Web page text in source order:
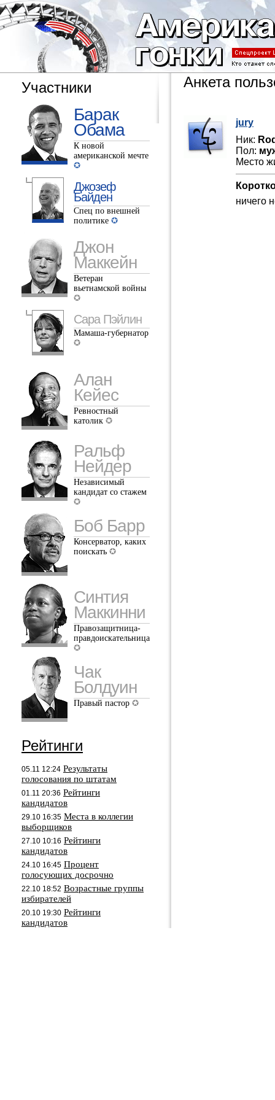
Участники
Барак
Обама
К новой
американской мечте
Джозеф
Байден
Спец по внешней
политике
Джон
Маккейн
Ветеран
вьетнамской войны
Сара Пэйлин
Мамаша-губернатор
Алан
Кейес
Ревностный
католик
Ральф
Нейдер
Независимый
кандидат со стажем
Боб Барр
Консерватор, каких
поискать
Синтия
Маккинни
Правозащитница-
правдоискательница
Чак
Болдуин
Правый пастор
Рейтинги
05.11 12:24 Результаты
голосования по штатам
01.11 20:36 Рейтинги
кандидатов
29.10 16:35 Места в коллегии
выборщиков
27.10 10:16 Рейтинги
кандидатов
24.10 16:45 Процент
голосующих досрочно
22.10 18:52 Возрастные группы
избирателей
20.10 19:30 Рейтинги
кандидатов
Анкета
jury
Ник:
Пол:
Место
ничего